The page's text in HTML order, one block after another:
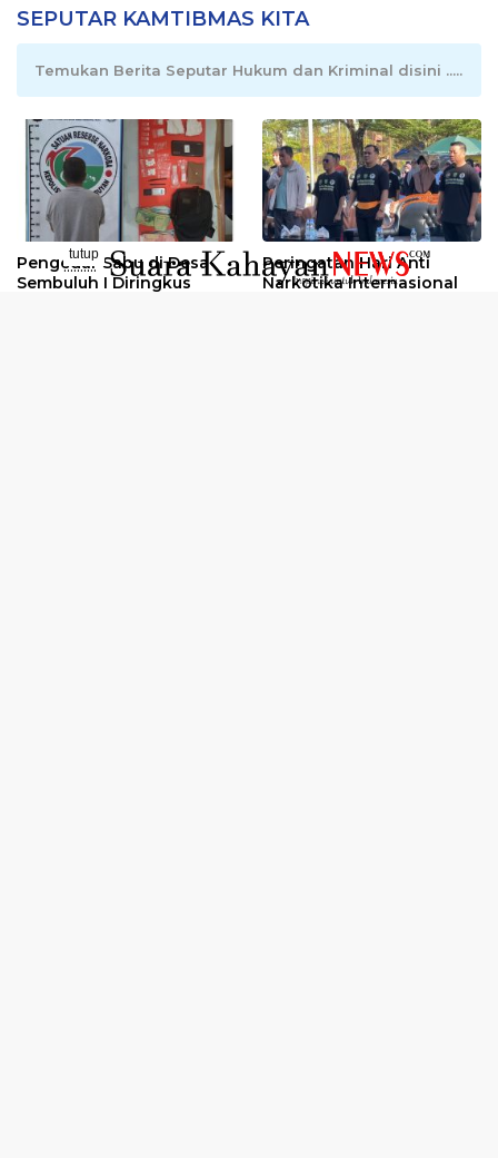
SEPUTAR KAMTIBMAS KITA
Temukan Berita Seputar Hukum dan Kriminal disini .....
Pengedar Sabu di Desa
Sembuluh I Diringkus
Peringatan Hari Anti
Narkotika Internasional
tutup
..........